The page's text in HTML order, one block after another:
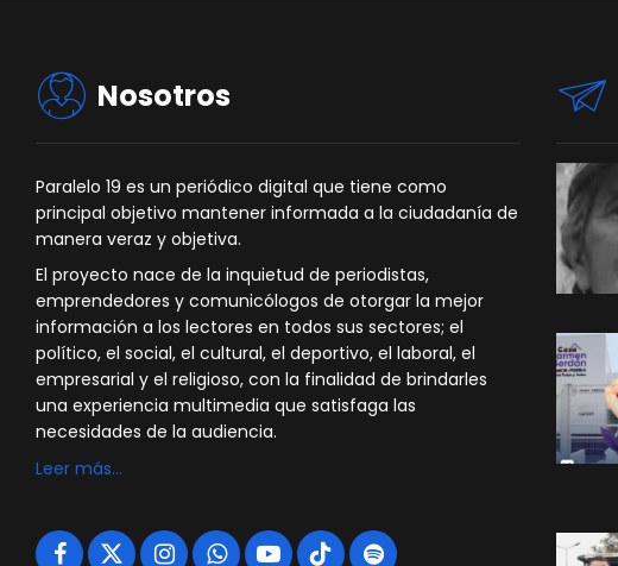
Nosotros
Paralelo 19 es un periódico digital que tiene como
principal objetivo mantener informada a la ciudadanía de
manera veraz y objetiva.
El proyecto nace de la inquietud de periodistas,
emprendedores y comunicólogos de otorgar la mejor
información a los lectores en todos sus sectores; el
político, el social, el cultural, el deportivo, el laboral, el
empresarial y el religioso, con la finalidad de brindarles
una experiencia multimedia que satisfaga las
necesidades de la audiencia.
Leer más…